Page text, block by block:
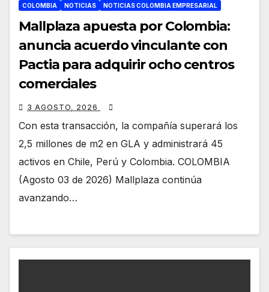
COLOMBIA NOTICIAS NOTICIAS COLOMBIA EMPRESARIAL
Mallplaza apuesta por Colombia:
anuncia acuerdo vinculante con
Pactia para adquirir ocho centros
comerciales
3 AGOSTO, 2026
Con esta transacción, la compañía superará los
2,5 millones de m2 en GLA y administrará 45
activos en Chile, Perú y Colombia. COLOMBIA
(Agosto 03 de 2026) Mallplaza continúa
avanzando…